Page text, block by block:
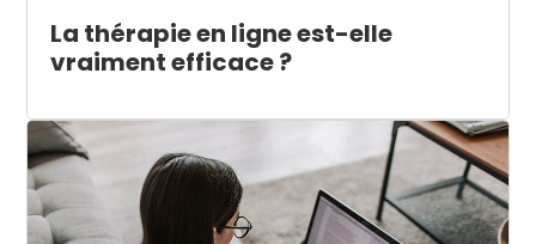
La thérapie en ligne est-elle
vraiment efficace ?